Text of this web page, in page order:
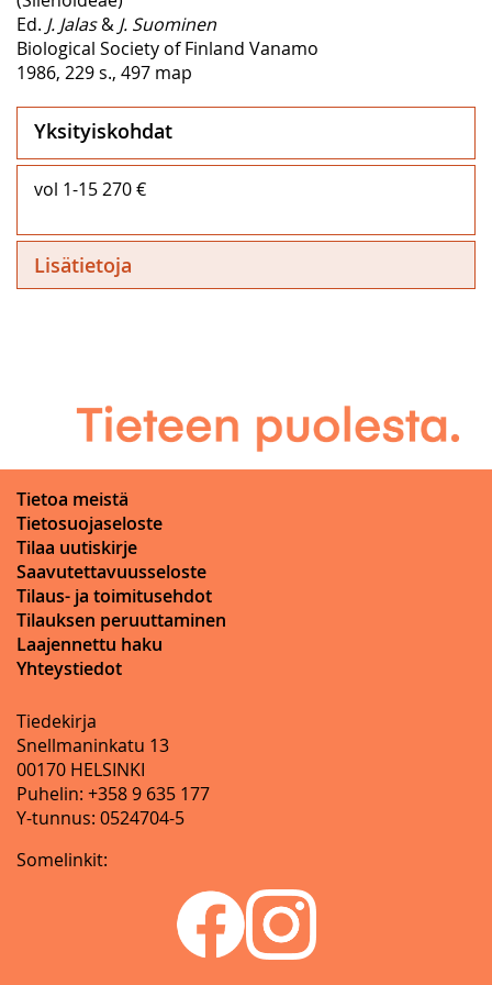
Ed. J. Jalas& J. Suominen
Biological Society of Finland Vanamo
1986, 229 s., 497 map
Yksityiskohdat
vol 1-15 270 €
Lisätietoja
Tietoa meistä
Tietosuojaseloste
Tilaa uutiskirje
Saavutettavuusseloste
Tilaus- ja toimitusehdot
Tilauksen peruuttaminen
Laajennettu haku
Yhteystiedot
Tiedekirja
Snellmaninkatu 13
00170 HELSINKI
Puhelin: +358 9 635 177
Y-tunnus: 0524704-5
Somelinkit: